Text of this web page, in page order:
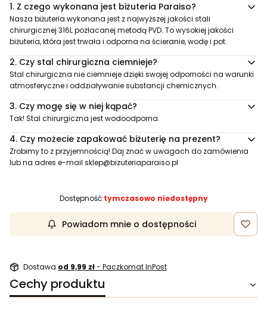
1. Z czego wykonana jest biżuteria Paraiso?
Nasza biżuteria wykonana jest z najwyższej jakości stali
chirurgicznej 316L pozłacanej metodą PVD. To wysokiej jakości
biżuteria, która jest trwała i odporna na ścieranie, wodę i pot.
2. Czy stal chirurgiczna ciemnieje?
Stal chirurgiczna nie ciemnieje dzięki swojej odporności na warunki
atmosferyczne i oddziaływanie substancji chemicznych.
3. Czy mogę się w niej kąpać?
Tak! Stal chirurgiczna jest wodoodporna.
4. Czy możecie zapakować biżuterię na prezent?
Zrobimy to z przyjemnością! Daj znać w uwagach do zamówienia
lub na adres e-mail sklep@bizuteriaparaiso.pl
Dostępność:tymczasowo niedostępny
Powiadom mnie o dostępności
Dostawa od 9,99 zł- Paczkomat InPost
Cechy produktu